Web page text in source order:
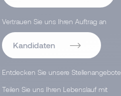
Vertrauen Sie uns Ihren Auftrag an
Kandidaten
Entdecken Sie unsere Stellenangebote
Teilen Sie uns Ihren Lebenslauf mit